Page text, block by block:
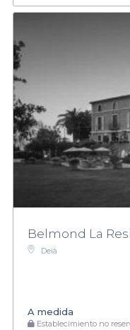
Belmond La
Deià
A medida
Establecimiento no